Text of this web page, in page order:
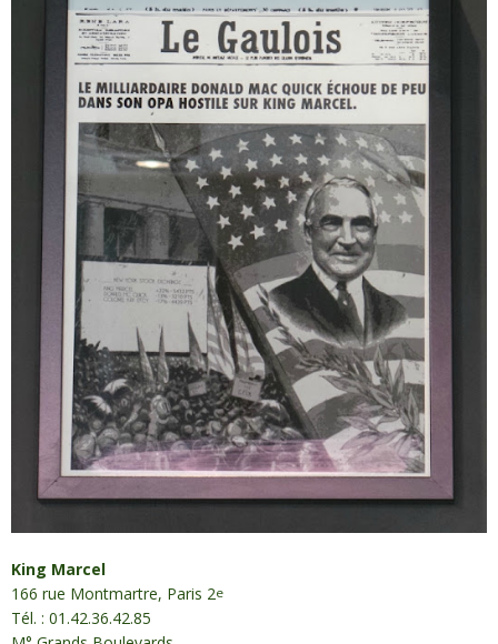
King Marcel
166 rue Montmartre, Paris 2e
Tél. : 01.42.36.42.85